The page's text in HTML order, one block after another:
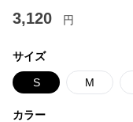
3,120 円
サイズ
S M
カラー